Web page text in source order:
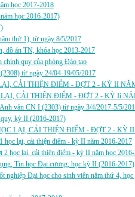
học 2017-2018
học 2016-2017)
thứ 1), từ ngày 8/5/2017
đồ án TN, khóa học 2013-2017
chính quy của phòng Đào tạo
từ ngày 24/04-19/05/2017
CẢI THIỆN ĐIỂM - ĐỢT 2 - KỲ II
CẢI THIỆN ĐIỂM - ĐỢT 2 - KỲ Ii
văn CN I (2303) từ ngày 3/4/2017-5/5/
kỳ II (2016-2017)
LẠI, CẢI THIỆN ĐIỂM - ĐỢT 2 - KỲ II
học lại, cải thiện điểm - kỳ II năm 2016-2017
học lại, cải thiện điểm - kỳ II năm hoc
Tin học Đại cương, học kỳ II (2016-2017)
nghiệp Đại học cho sinh viên năm thứ 4,